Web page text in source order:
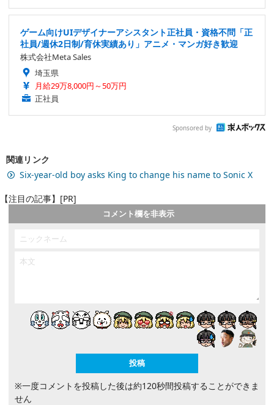
ゲーム向けUIデザイナーアシスタント正社員・資格不問「正
社員/週休2日制/育休実績あり」アニメ・マンガ好き歓迎
株式会社Meta Sales
埼玉県
月給29万8,000円～50万円
正社員
Sponsored by
関連リンク
Six-year-old boy asks King to change his name to Sonic X
【注目の記事】[PR]
コメント欄を非表示
※一度コメントを投稿した後は約120秒間投稿することができま
せん